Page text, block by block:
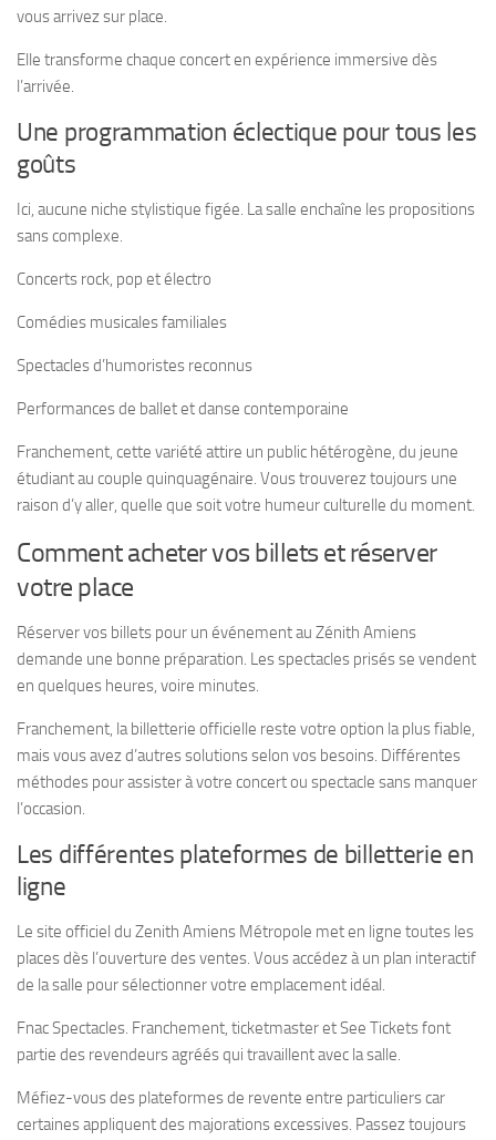
vous arrivez sur place.
Elle transforme chaque concert en expérience immersive dès
l’arrivée.
Une programmation éclectique pour tous les
goûts
Ici, aucune niche stylistique figée. La salle enchaîne les propositions
sans complexe.
Concerts rock, pop et électro
Comédies musicales familiales
Spectacles d’humoristes reconnus
Performances de ballet et danse contemporaine
Franchement, cette variété attire un public hétérogène, du jeune
étudiant au couple quinquagénaire. Vous trouverez toujours une
raison d’y aller, quelle que soit votre humeur culturelle du moment.
Comment acheter vos billets et réserver
votre place
Réserver vos billets pour un événement au Zénith Amiens
demande une bonne préparation. Les spectacles prisés se vendent
en quelques heures, voire minutes.
Franchement, la billetterie officielle reste votre option la plus fiable,
mais vous avez d’autres solutions selon vos besoins. Différentes
méthodes pour assister à votre concert ou spectacle sans manquer
l’occasion.
Les différentes plateformes de billetterie en
ligne
Le site officiel du Zenith Amiens Métropole met en ligne toutes les
places dès l’ouverture des ventes. Vous accédez à un plan interactif
de la salle pour sélectionner votre emplacement idéal.
Fnac Spectacles. Franchement, ticketmaster et See Tickets font
partie des revendeurs agréés qui travaillent avec la salle.
Méfiez-vous des plateformes de revente entre particuliers car
certaines appliquent des majorations excessives. Passez toujours